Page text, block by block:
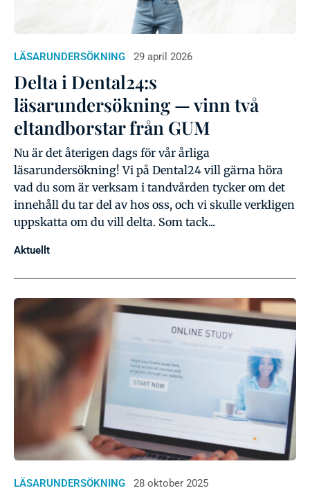
LÄSARUNDERSÖKNING 29 april 2026
Delta i Dental24:s
läsarundersökning — vinn två
eltandborstar från GUM
Nu är det återigen dags för vår årliga
läsarundersökning! Vi på Dental24 vill gärna höra
vad du som är verksam i tandvården tycker om det
innehåll du tar del av hos oss, och vi skulle verkligen
uppskatta om du vill delta. Som tack...
Aktuellt
LÄSARUNDERSÖKNING 28 oktober 2025